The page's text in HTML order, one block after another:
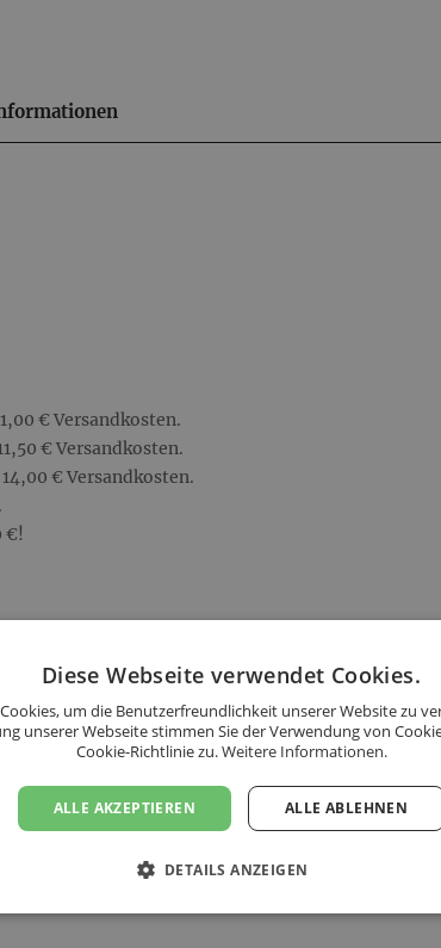
€ Versandkosten.
€ Versandkosten.
€ Versandkosten.
€!
€ Versandkosten.
€ Versandkosten.
€ Versandkosten.
Diese Webseite verwendet Cookies.
um die Benutzerfreundlichkeit unserer Website zu
unserer Webseite stimmen Sie der Verwendung von
Cookie-Richtlinie zu.Weitere Informationen.
ALLE AKZEPTIEREN ALLE ABLEHNEN
DETAILS ANZEIGEN